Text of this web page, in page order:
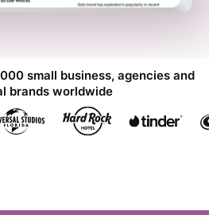
small business, agencies and
brands worldwide